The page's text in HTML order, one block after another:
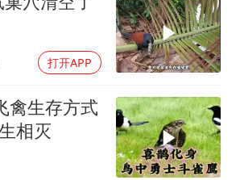
打开APP
禽生存方式
相灭